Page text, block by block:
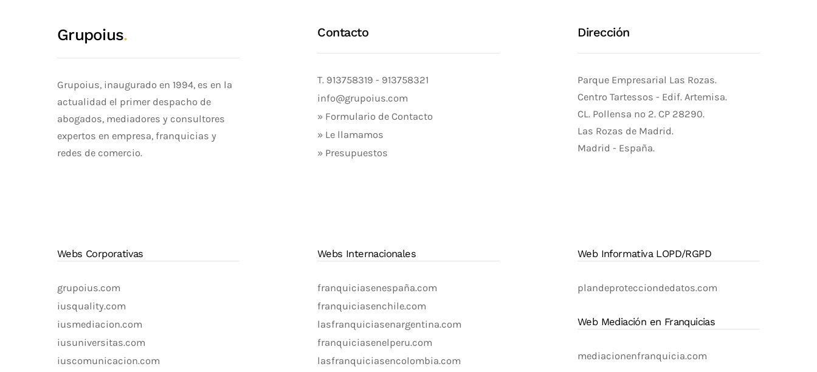
Grupoius.
Grupoius, inaugurado en 1994, es en la
actualidad el primer despacho de
abogados, mediadores y consultores
expertos en empresa, franquicias y
redes de comercio.
Contacto
T. 913758319 - 913758321
info@grupoius.com
» Formulario de Contacto
» Le llamamos
» Presupuestos
Dirección
Parque Empresarial Las Rozas.
Centro Tartessos - Edif. Artemisa.
CL. Pollensa nº 2. CP 28290.
Las Rozas de Madrid.
Madrid - España.
Webs Corporativas
grupoius.com
iusquality.com
iusmediacion.com
iusuniversitas.com
iuscomunicacion.com
Webs Internacionales
franquiciasenespaña.com
franquiciasenchile.com
lasfranquiciasenargentina.com
franquiciasenelperu.com
lasfranquiciasencolombia.com
Web Informativa LOPD/RGPD
plandeprotecciondedatos.com
Web Mediación en Franquicias
mediacionenfranquicia.com